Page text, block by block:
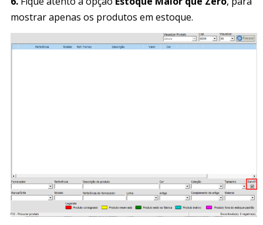
mostrar apenas os produtos em estoque.